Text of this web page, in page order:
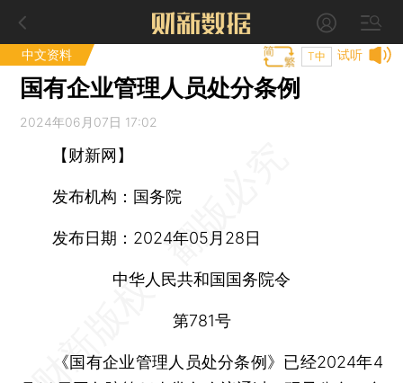
中文资料 试听
T中
国有企业管理人员处分条例
2024年06月07日 17:02
【财新网】
发布机构： 国务院
发布日期： 2024年05月28日
中华人民共和国国务院令
第781号
《国有企业管理人员处分条例》已经2024年4